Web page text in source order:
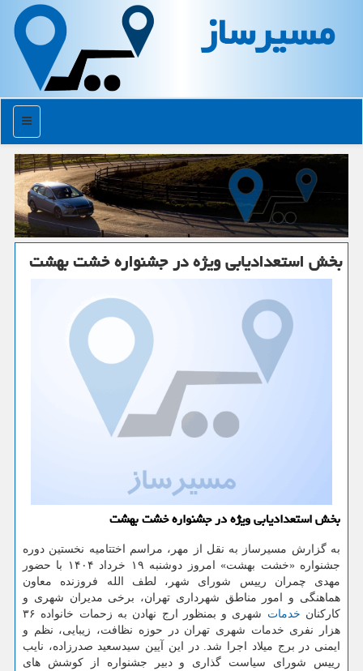
مسیرساز
منو
بخش استعدادیابی ویژه در جشنواره خشت بهشت
بخش استعدادیابی ویژه در جشنواره خشت بهشت
به گزارش مسیرساز به نقل از مهر، مراسم اختتامیه نخستین دوره
جشنواره «خشت بهشت» امروز دوشنبه ۱۹ خرداد ۱۴۰۴ با حضور
مهدی چمران رییس شورای شهر، لطف الله فروزنده معاون
هماهنگی و امور مناطق شهرداری تهران، برخی مدیران شهری و
کارکنان خدمات
شهری و بمنظور ارج نهادن به زحمات خانواده ۳۶
هزار نفری خدمات شهری تهران در حوزه نظافت، زیبایی، نظم و
ایمنی در برج میلاد اجرا شد. در این آیین سیدسعید صدرزاده، نایب
رییس شورای سیاست گذاری و دبیر جشنواره از کوشش های